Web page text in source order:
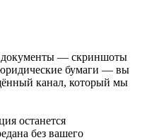
документы — скриншоты
бумаги — вы
канал, который мы
останется
без вашего